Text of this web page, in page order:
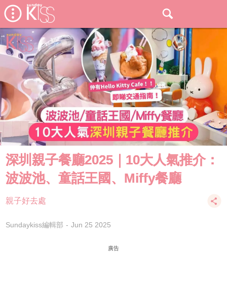
深圳親子餐廳2025｜10大人氣推介：
波波池、童話王國、Miffy餐廳
親子好去處
Sundaykiss編輯部 Jun 25 2025
廣告